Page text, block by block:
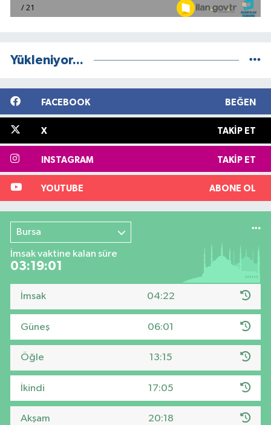
Yükleniyor...
FACEBOOK BEĞEN
X TAKIP ET
INSTAGRAM TAKIP ET
YOUTUBE ABONE OL
Bursa
İmsak vaktine kalan süre
03:19:00
İmsak 04:22
Güneş 06:01
Öğle 13:15
İkindi 17:05
Akşam 20:18